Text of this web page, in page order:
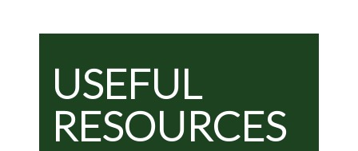
USEFUL
RESOURCES